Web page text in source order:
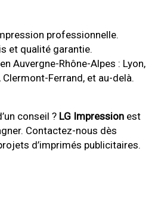
professionnelle.
et qualité garantie.
Auvergne-Rhône-Alpes : Lyon,
Clermont-Ferrand, et au-delà.
conseil ? LG Impression est
Contactez-nous dès
d’imprimés publicitaires.